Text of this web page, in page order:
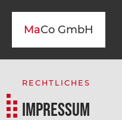
MaCo GmbH
RECHTLICHES
Impressum